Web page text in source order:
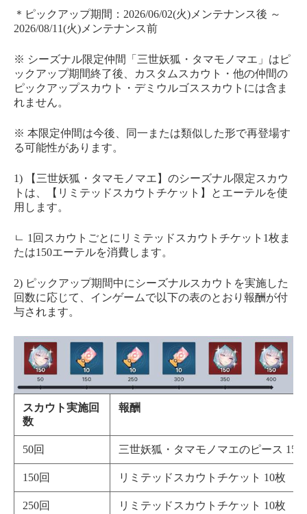
＊ピックアップ期間：2026/06/02(火)メンテナンス後 ～
2026/08/11(火)メンテナンス前
※ シーズナル限定仲間「三世妖狐・タマモノマエ」はピ
ックアップ期間終了後、カスタムスカウト・他の仲間の
ピックアップスカウト・デミウルゴススカウトには含ま
れません。
※ 本限定仲間は今後、同一または類似した形で再登場す
る可能性があります。
1) 【三世妖狐・タマモノマエ】のシーズナル限定スカウ
トは、【リミテッドスカウトチケット】とエーテルを使
用します。
ㄴ 1回スカウトごとにリミテッドスカウトチケット1枚ま
たは150エーテルを消費します。
2) ピックアップ期間中にシーズナルスカウトを実施した
回数に応じて、インゲームで以下の表のとおり報酬が付
与されます。
スカウト実施回
数
報酬
50回 三世妖狐・タマモノマエのピース 150
150回 リミテッドスカウトチケット 10枚
250回 リミテッドスカウトチケット 10枚